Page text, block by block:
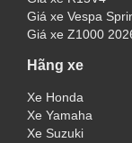
Giá xe Vespa
Giá xe Z1000
Hãng xe
Xe Honda
Xe Yamaha
Xe Suzuki